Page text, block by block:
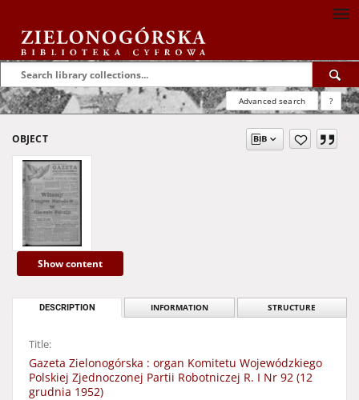
Advanced search ?
OBJECT
Show content
DESCRIPTION INFORMATION STRUCTURE
Title:
Gazeta Zielonogórska : organ Komitetu Wojewódzkiego
Polskiej Zjednoczonej Partii Robotniczej R. I Nr 92 (12
grudnia 1952)